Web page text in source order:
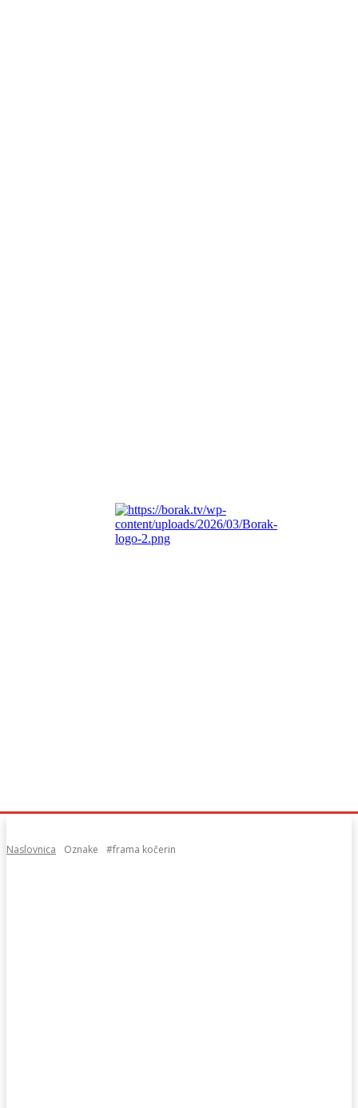
Naslovnica Oznake #frama kočerin